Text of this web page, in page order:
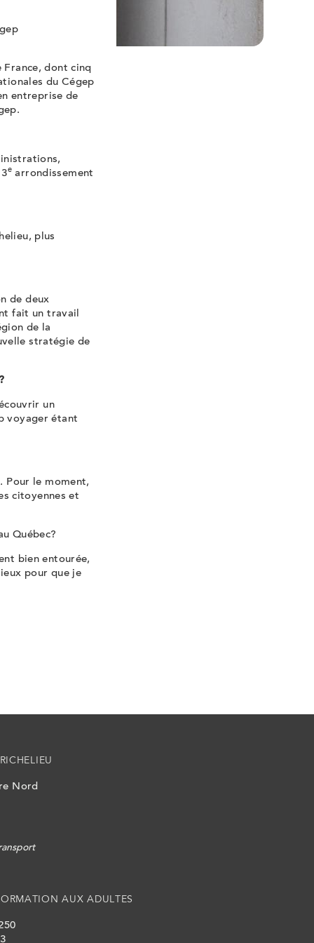
dont cinq
du Cégep
entreprise de
e arrondissement
plus
de deux
fait un travail
de la
stratégie de
un
voyager étant
Pour le moment,
citoyennes et
Québec?
bien entourée,
pour que je
Nord
AUX ADULTES